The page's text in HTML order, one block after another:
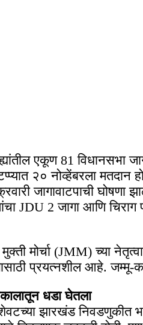
एकूण 81 विधानसभा
२० नोव्हेंबरला
जागावाटपाची
JDU 2 जागा आणि
मोर्चा (JMM) च्या
प्रयत्नशील आहे. जम्मू-
धडा घेतला
झारखंड निवडणुकीत